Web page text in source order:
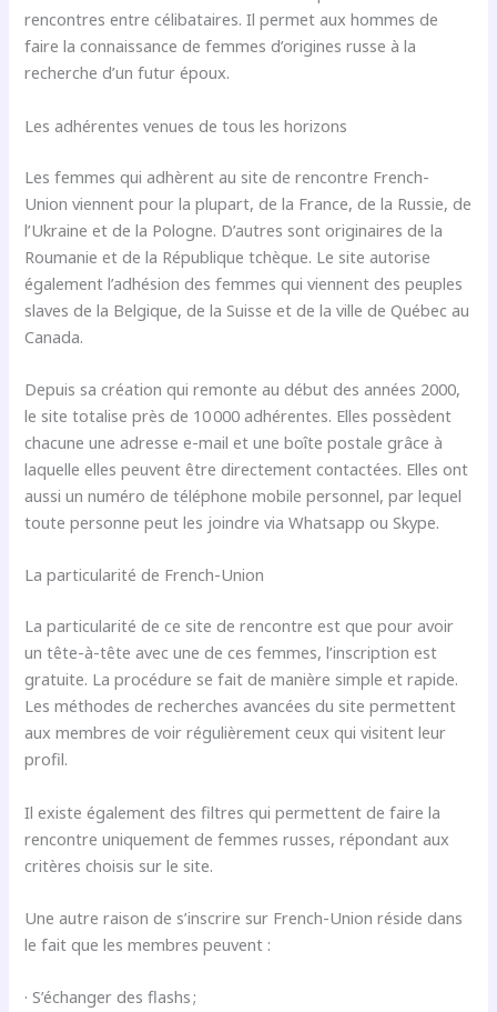
rencontres entre célibataires. Il permet aux hommes de
faire la connaissance de femmes d’origines russe à la
recherche d’un futur époux.
Les adhérentes venues de tous les horizons
Les femmes qui adhèrent au site de rencontre French-
Union viennent pour la plupart, de la France, de la Russie, de
l’Ukraine et de la Pologne. D’autres sont originaires de la
Roumanie et de la République tchèque. Le site autorise
également l’adhésion des femmes qui viennent des peuples
slaves de la Belgique, de la Suisse et de la ville de Québec au
Canada.
Depuis sa création qui remonte au début des années 2000,
le site totalise près de 10 000 adhérentes. Elles possèdent
chacune une adresse e-mail et une boîte postale grâce à
laquelle elles peuvent être directement contactées. Elles ont
aussi un numéro de téléphone mobile personnel, par lequel
toute personne peut les joindre via Whatsapp ou Skype.
La particularité de French-Union
La particularité de ce site de rencontre est que pour avoir
un tête-à-tête avec une de ces femmes, l’inscription est
gratuite. La procédure se fait de manière simple et rapide.
Les méthodes de recherches avancées du site permettent
aux membres de voir régulièrement ceux qui visitent leur
profil.
Il existe également des filtres qui permettent de faire la
rencontre uniquement de femmes russes, répondant aux
critères choisis sur le site.
Une autre raison de s’inscrire sur French-Union réside dans
le fait que les membres peuvent :
· S’échanger des flashs ;